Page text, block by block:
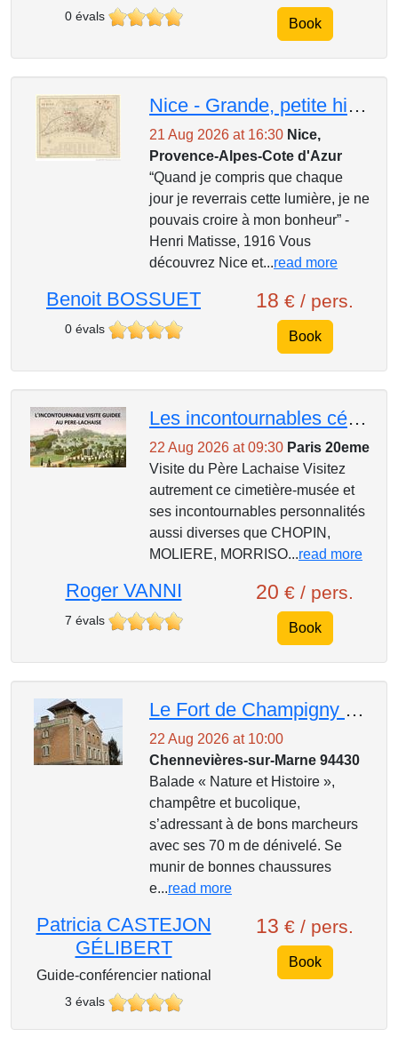
0 évals Book
Nice - Grande, petite histoire, mystères et légendes
21 Aug 2026 at 16:30 Nice,
Provence-Alpes-Cote d'Azur
“Quand je compris que chaque
jour je reverrais cette lumière, je ne
pouvais croire à mon bonheur” -
Henri Matisse, 1916 Vous
découvrez Nice et...read more
Benoit BOSSUET
0 évals
18 € / pers.
Book
Les incontournables célebrités du pere-lachaise
22 Aug 2026 at 09:30 Paris 20eme
Visite du Père Lachaise Visitez
autrement ce cimetière-musée et
ses incontournables personnalités
aussi diverses que CHOPIN,
MOLIERE, MORRISO...read more
Roger VANNI
7 évals
20 € / pers.
Book
Le Fort de Champigny par les petits sentiers des coteaux
22 Aug 2026 at 10:00
Chennevières-sur-Marne 94430
Balade « Nature et Histoire »,
champêtre et bucolique,
s’adressant à de bons marcheurs
avec ses 70 m de dénivelé. Se
munir de bonnes chaussures
e...read more
Patricia CASTEJON
GÉLIBERT
Guide-conférencier national
3 évals
13 € / pers.
Book